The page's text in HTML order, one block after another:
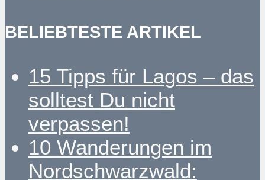
BELIEBTESTE ARTIKEL
15 Tipps für Lagos – das
solltest Du nicht
verpassen!
10 Wanderungen im
Nordschwarzwald: